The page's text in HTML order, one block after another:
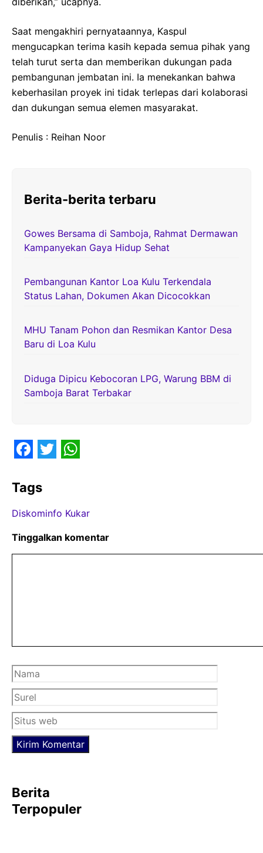
Saat mengakhiri pernyataannya, Kaspul
mengucapkan terima kasih kepada semua pihak yang
telah turut serta dan memberikan dukungan pada
pembangunan jembatan ini. Ia menekankan bahwa
keberhasilan proyek ini tidak terlepas dari kolaborasi
dan dukungan semua elemen masyarakat.
Penulis : Reihan Noor
Berita-berita terbaru
Gowes Bersama di Samboja, Rahmat Dermawan
Kampanyekan Gaya Hidup Sehat
Pembangunan Kantor Loa Kulu Terkendala
Status Lahan, Dokumen Akan Dicocokkan
MHU Tanam Pohon dan Resmikan Kantor Desa
Baru di Loa Kulu
Diduga Dipicu Kebocoran LPG, Warung BBM di
Samboja Barat Terbakar
a
c
e
b
o
w
i
t
t
e
a
t
s
A
Tags
Diskominfo Kukar
Tinggalkan komentar
Nama
web
Berita
Terpopuler